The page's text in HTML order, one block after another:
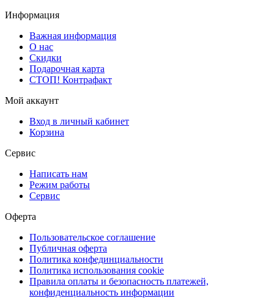
Информация
Важная информация
О нас
Скидки
Подарочная карта
СТОП! Контрафакт
Мой аккаунт
Вход в личный кабинет
Корзина
Сервис
Написать нам
Режим работы
Сервис
Оферта
Пользовательское соглашение
Публичная оферта
Политика конфединциальности
Политика использования cookie
Правила оплаты и безопасность платежей,
конфиденциальность информации